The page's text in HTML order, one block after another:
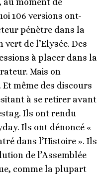
106 versions ont-
pénètre dans la
de l’Elysée. Des
à placer dans la
Mais on
même des discours
à se retirer avant
Ils ont rendu
Ils ont dénoncé «
dans l’Histoire ». Ils
de l’Assemblée
comme la plupart